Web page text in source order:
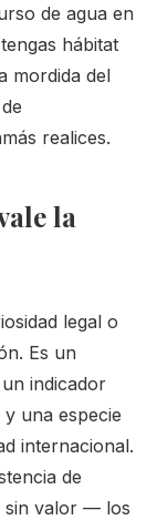
de agua en
hábitat
mordida del
realices.
la
legal o
Es un
indicador
una especie
internacional.
de
sin valor — los